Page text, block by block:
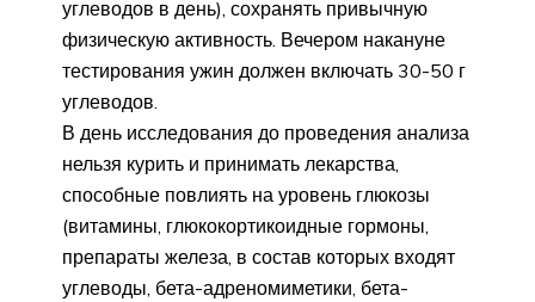
углеводов в день), сохранять привычную
физическую активность. Вечером накануне
тестирования ужин должен включать 30-50 г
углеводов.
В день исследования до проведения анализа
нельзя курить и принимать лекарства,
способные повлиять на уровень глюкозы
(витамины, глюкокортикоидные гормоны,
препараты железа, в состав которых входят
углеводы, бета-адреномиметики, бета-